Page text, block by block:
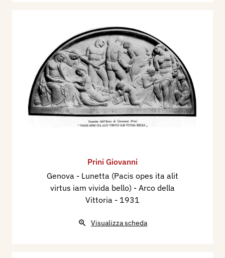
Prini Giovanni
Genova - Lunetta (Pacis opes ita alit
virtus iam vivida bello) - Arco della
Vittoria - 1931
Visualizza scheda